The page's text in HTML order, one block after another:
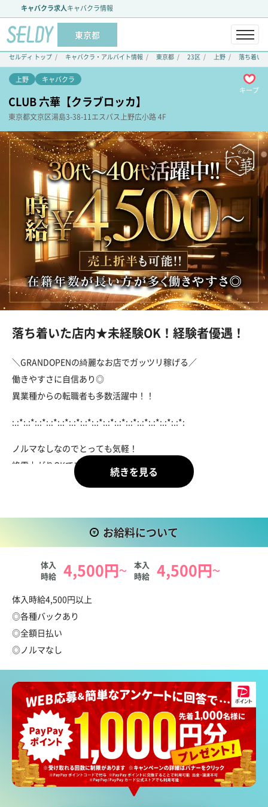
キャバクラ求人キャバクラ情報
東京都
セルディ トップ キャバクラ・アルバイト情報 東京都 23区 上野 落ち着い
上野
キャバクラ
キープ
CLUB 六華【クラブロッカ】
東京都文京区湯島3-38-11 エスパス上野広小路 4F
落ち着いた店内★未経験OK！経験者優遇！
＼GRANDOPENの綺麗なお店でガッツリ稼げる／
働きやすさに自信あり◎
異業種からの転職者も多数活躍中！！
:.:*:.:*:.:*:.:*:.:*:.:*:.:*:.:*:.:*:.:*:.:*:.:*:.:*:.:*:.:*:
ノルマなしなのでとっても気軽！
終電上がりOKでプライベートとの両立も◎
自分のペースで働いて頂けるので
働きやすいお店ですよ。
店内は落ち着いた雰囲気を演出しており
居心地が良い内装になっております♪
:.:*:.:*:.:*:.:*:.:*:.:*:.:*:.:*:.:*:.:*:.:*:.:*:.:*:.:*:.:*:
面倒くさい人間関係一切なし
みんな同じスタート！
:.:*:.:*:.:*:.:*:.:*:.:*:.:*:.:*:.:*:.:*:.:*:.:*:.:*:.:*:.:*:
体験入店いつでも大歓迎
まずは体験でお店の雰囲気を見てみてください◎
入店の強制などありませんのでご安心下さいね。
お気軽にお問い合わせください！
お給料について
体入
時給
4,500円～
本入
時給
4,500円～
お給料について
体入時給4,500円以上
◎各種バックあり
◎全額日払い
◎ノルマなし